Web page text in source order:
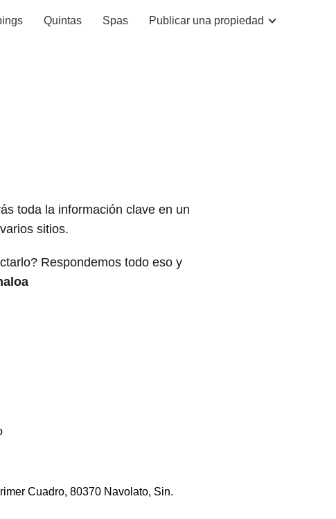
Quintas Spas Publicar una propiedad
toda la información clave en un
sitios.
Respondemos todo eso y
Cuadro, 80370 Navolato, Sin.